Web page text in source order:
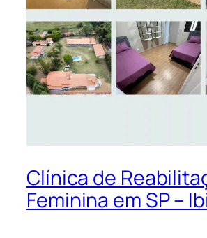
Clínica de
Feminina em SP –